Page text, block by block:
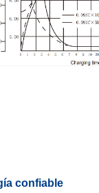
confiable